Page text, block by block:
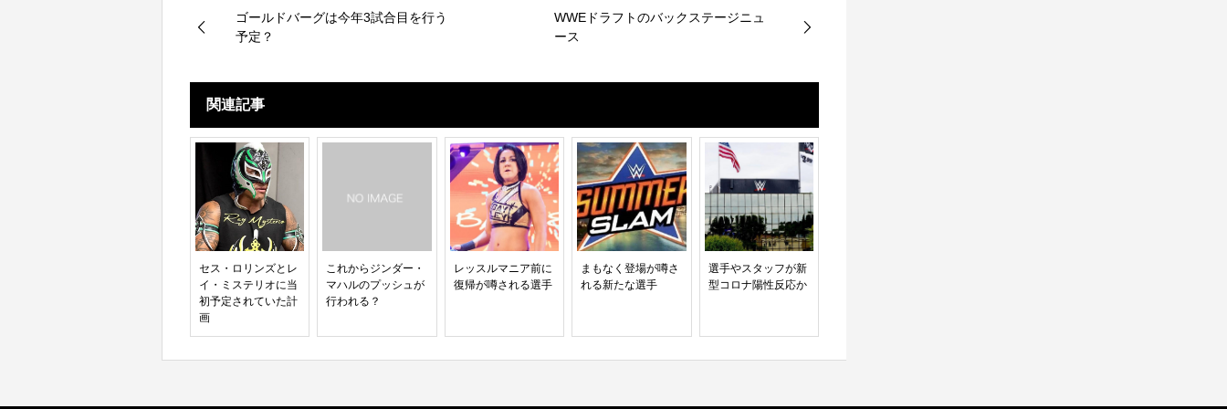
ゴールドバーグは今年3試合目を行う
予定？
WWEドラフトのバックステージニュ
ース
関連記事
セス・ロリンズとレ
イ・ミステリオに当
初予定されていた計
画
これからジンダー・
マハルのプッシュが
行われる？
レッスルマニア前に
復帰が噂される選手
まもなく登場が噂さ
れる新たな選手
選手やスタッフが新
型コロナ陽性反応か